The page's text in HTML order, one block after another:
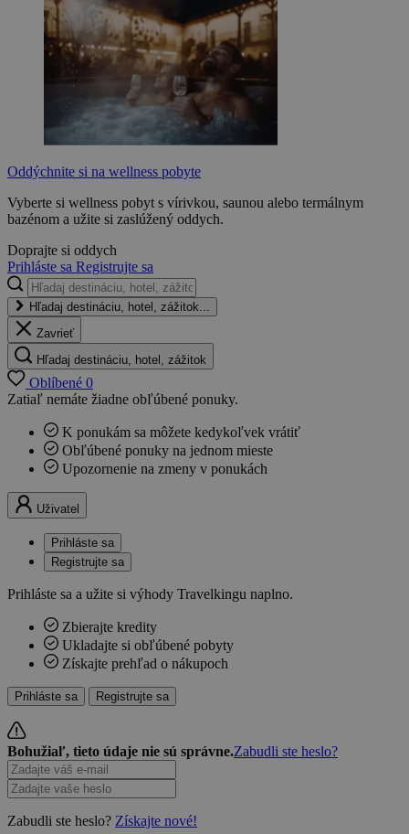
Oddýchnite si na wellness pobyte
Vyberte si wellness pobyt s vírivkou, saunou alebo termálnym
bazénom a užite si zaslúžený oddych.
Doprajte si oddych
Prihláste sa Registrujte sa
Hľadaj destináciu, hotel, zážitok...
Zavrieť
Hľadaj destináciu, hotel, zážitok
Oblíbené 0
Zatiaľ nemáte žiadne obľúbené ponuky.
K ponukám sa môžete kedykoľvek vrátiť
Obľúbené ponuky na jednom mieste
Upozornenie na zmeny v ponukách
Uživatel
Prihláste sa
Registrujte sa
Prihláste sa a užite si výhody Travelkingu naplno.
Zbierajte kredity
Ukladajte si obľúbené pobyty
Získajte prehľad o nákupoch
Prihláste sa Registrujte sa
Bohužiaľ, tieto údaje nie sú správne.Zabudli ste heslo?
Zabudli ste heslo? Získajte nové!